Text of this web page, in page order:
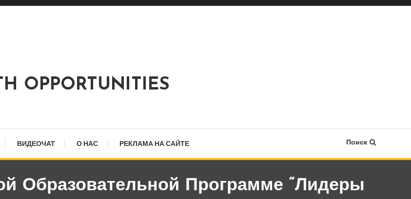
OPPORTUNITIES
ВИДЕОЧАТ О НАС РЕКЛАМА НА САЙТЕ Поиск
Образовательной Программе “Лидеры